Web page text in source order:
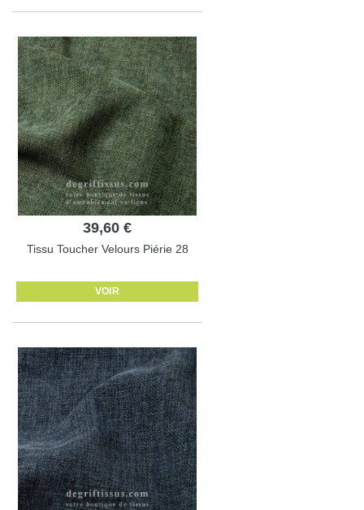
39,60 €
Tissu Toucher Velours Piérie 28
VOIR